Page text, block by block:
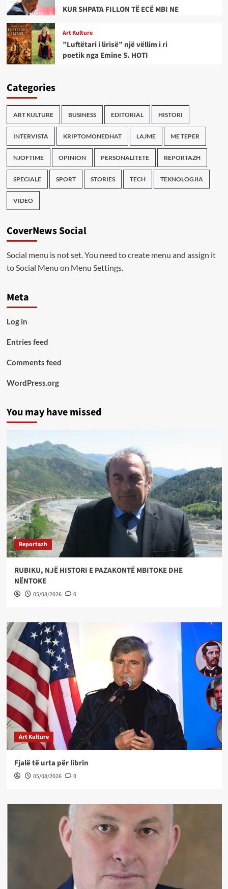
KUR SHPATA FILLON TË ECË MBI NE
Art Kulture
”Luftëtari i lirisë” një vëllim i ri
poetik nga Emine S. HOTI
Categories
ART KULTURE BUSINESS EDITORIAL HISTORI
INTERVISTA KRIPTOMONEDHAT LAJME ME TEPER
NJOFTIME OPINION PERSONALITETE REPORTAZH
SPECIALE SPORT STORIES TECH TEKNOLOGJIA
VIDEO
CoverNews Social
Social menu is not set. You need to create menu and assign it
to Social Menu on Menu Settings.
Meta
Log in
Entries feed
Comments feed
WordPress.org
You may have missed
Reportazh
RUBIKU, NJË HISTORI E PAZAKONTË MBITOKE DHE
NËNTOKE
05/08/2026 0
Art Kulture
Fjalë të urta për librin
05/08/2026 0